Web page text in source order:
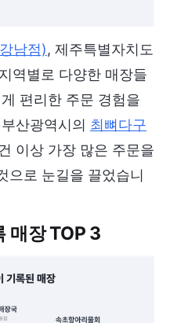
남점), 제주특별자치도
역별로 다양한 매장들
편리한 주문 경험을
산광역시의 최뼈다구
이상 가장 많은 주문을
으로 눈길을 끌었습니
매장 TOP 3